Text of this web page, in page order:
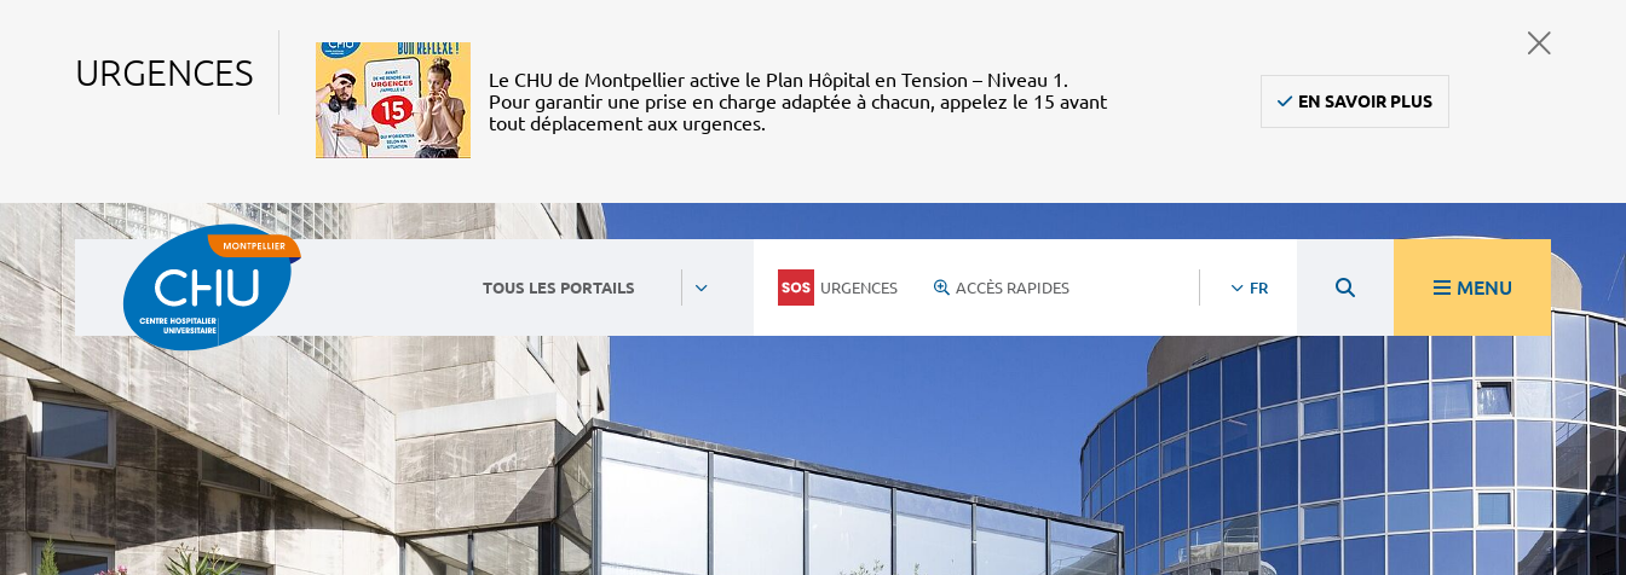
URGENCES
Le CHU de Montpellier active le Plan Hôpital en Tension – Niveau 1.
Pour garantir une prise en charge adaptée à chacun, appelez le 15 avant
tout déplacement aux urgences.
EN SAVOIR PLUS
TOUS LES PORTAILS URGENCES ACCÈS RAPIDES FR MENU